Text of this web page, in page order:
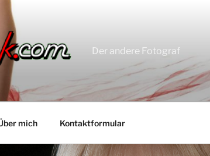
Der andere Fotograf
mich Kontaktformular